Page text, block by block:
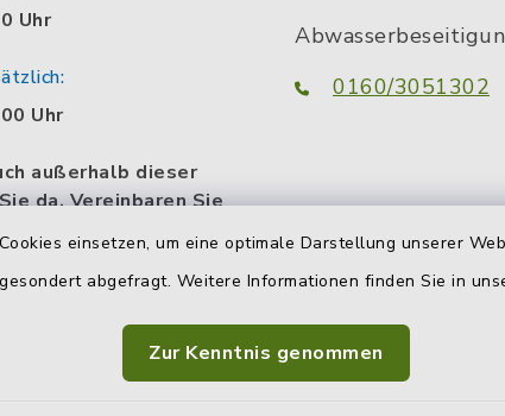
einsetzen, um eine optimale Darstellung unserer
abgefragt. Weitere Informationen finden Sie in
Zur Kenntnis genommen
Uhr
Uhr
außerhalb dieser
da. Vereinbaren Sie
0160/3051302